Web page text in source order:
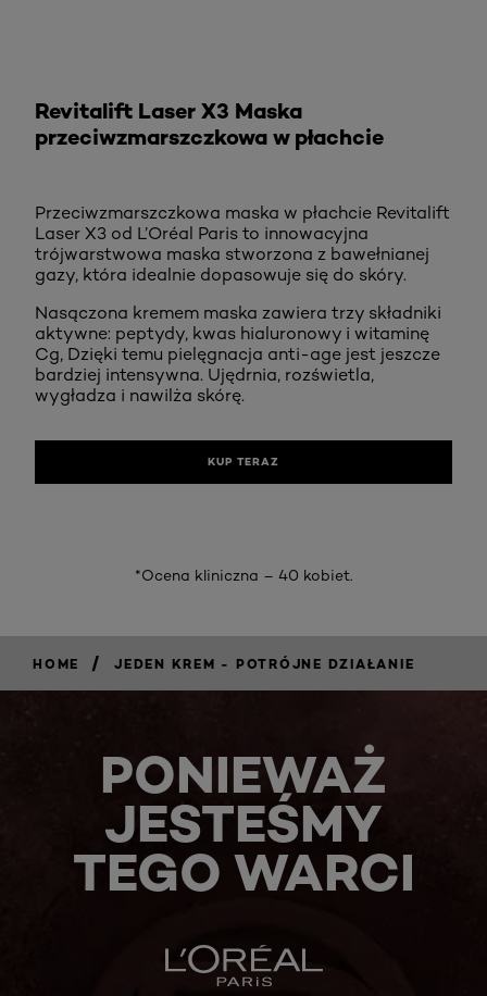
Revitalift Laser X3 Maska
przeciwzmarszczkowa w płachcie
Przeciwzmarszczkowa maska w płachcie Revitalift
Laser X3 od L’Oréal Paris to innowacyjna
trójwarstwowa maska stworzona z bawełnianej
gazy, która idealnie dopasowuje się do skóry.
Nasączona kremem maska zawiera trzy składniki
aktywne: peptydy, kwas hialuronowy i witaminę
Cg, Dzięki temu pielęgnacja anti-age jest jeszcze
bardziej intensywna. Ujędrnia, rozświetla,
wygładza i nawilża skórę.
KUP TERAZ
*Ocena kliniczna – 40 kobiet.
HOME / JEDEN KREM - POTRÓJNE DZIAŁANIE
PONIEWAŻ
JESTEŚMY
TEGO WARCI